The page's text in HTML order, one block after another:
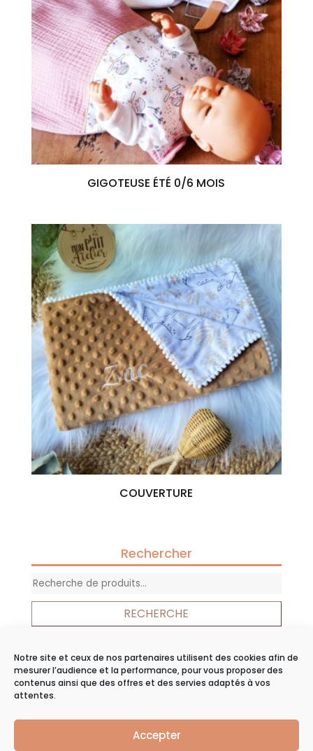
Notre site et ceux de nos partenaires utilisent des cookies afin de
mesurer l’audience et la performance, pour vous proposer des
contenus ainsi que des offres et des servies adaptés à vos
attentes.
Accepter
GIGOTEUSE ÉTÉ 0/6 MOIS
COUVERTURE
Rechercher
Recherche
pour :
RECHERCHE
Panier
Votre panier est vide.